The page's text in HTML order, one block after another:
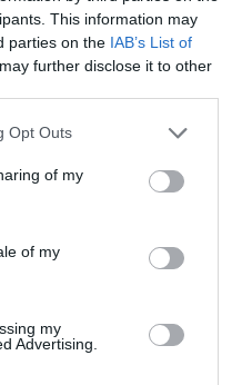
This information may
parties on the IAB’s List of
further disclose it to other
Opt Outs
of my
of my
my
Advertising.